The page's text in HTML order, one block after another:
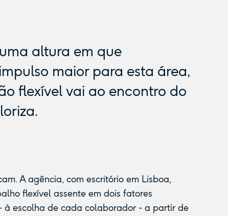
altura em que
maior para esta área,
flexível vai ao encontro do
A agência, com escritório em Lisboa,
flexível assente em dois fatores
à escolha de cada colaborador - a partir de